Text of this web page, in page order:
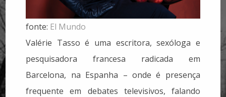
fonte: El Mundo
Valérie Tasso é uma escritora, sexóloga e
pesquisadora francesa radicada em
Barcelona, na Espanha – onde é presença
frequente em debates televisivos, falando